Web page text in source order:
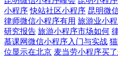
小程序 快站社区小程序 昆明微
律师微信小程序有用 旅游业小
研究报告 旅游小程序市场如何
慕课网微信小程序入门与实战
位显示在北京 麦当劳小程序买